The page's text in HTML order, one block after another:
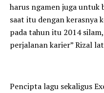
harus ngamen juga untuk
saat itu dengan kerasnya
pada tahun itu 2014
perjalanan karier” Rizal
Pencipta lagu sekaligus